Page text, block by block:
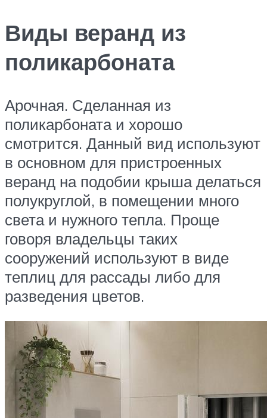
Виды веранд из
поликарбоната
Арочная. Сделанная из
поликарбоната и хорошо
смотрится. Данный вид используют
в основном для пристроенных
веранд на подобии крыша делаться
полукруглой, в помещении много
света и нужного тепла. Проще
говоря владельцы таких
сооружений используют в виде
теплиц для рассады либо для
разведения цветов.